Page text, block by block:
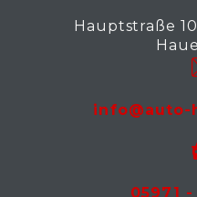
Hauptstraße
05971 -